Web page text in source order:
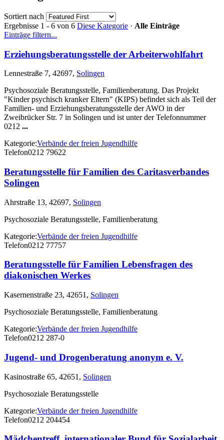
Sortiert nach
Ergebnisse 1 - 6 von 6 Diese Kategorie · Alle Einträge
Einträge filtern...
Erziehungsberatungsstelle der Arbeiterwohlfahrt
Lennestraße 7, 42697, Solingen
Psychosoziale Beratungsstelle, Familienberatung. Das Projekt
"Kinder psychisch kranker Eltern" (KIPS) befindet sich als Teil der
Familien- und Erziehungsberatungsstelle der AWO in der
Zweibrücker Str. 7 in Solingen und ist unter der Telefonnummer
0212 ...
Kategorie:Verbände der freien Jugendhilfe
Telefon0212 79622
Beratungsstelle für Familien des Caritasverbandes
Solingen
Ahrstraße 13, 42697, Solingen
Psychosoziale Beratungsstelle, Familienberatung
Kategorie:Verbände der freien Jugendhilfe
Telefon0212 77757
Beratungsstelle für Familien Lebensfragen des
diakonischen Werkes
Kasernenstraße 23, 42651, Solingen
Psychosoziale Beratungsstelle, Familienberatung
Kategorie:Verbände der freien Jugendhilfe
Telefon0212 287-0
Jugend- und Drogenberatung anonym e. V.
Kasinostraße 65, 42651, Solingen
Psychosoziale Beratungsstelle
Kategorie:Verbände der freien Jugendhilfe
Telefon0212 204454